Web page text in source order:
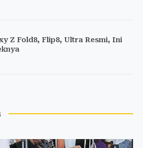
Z Fold8, Flip8, Ultra Resmi, Ini